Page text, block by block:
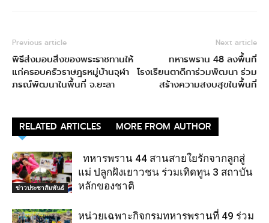
Previous article
พิธีส่งมอบสิ่งของพระราชทานให้
แก่ครอบครัวราษฎรหมู่บ้านจุฬา
ภรณ์พัฒนาในพื้นที่ จ.ยะลา
Next article
ทหารพราน 48 ลงพื้นที่
โรงเรียนตาดีการ่วมพัฒนา ร่วม
สร้างความสงบสุขในพื้นที่
RELATED ARTICLES MORE FROM AUTHOR
ข่าวประชาสัมพันธ์
ทหารพราน 44 สานสายใยรักจากลูกสู่
แม่ ปลูกฝังเยาวชน ร่วมเทิดทูน 3 สถาบัน
หลักของชาติ
หน่วยเฉพาะกิจกรมทหารพรานที่ 49 ร่วม